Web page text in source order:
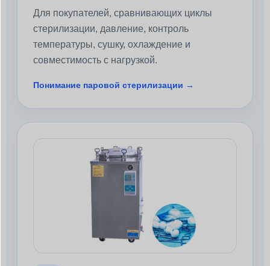
Для покупателей, сравнивающих циклы
стерилизации, давление, контроль
температуры, сушку, охлаждение и
совместимость с нагрузкой.
Понимание паровой стерилизации →